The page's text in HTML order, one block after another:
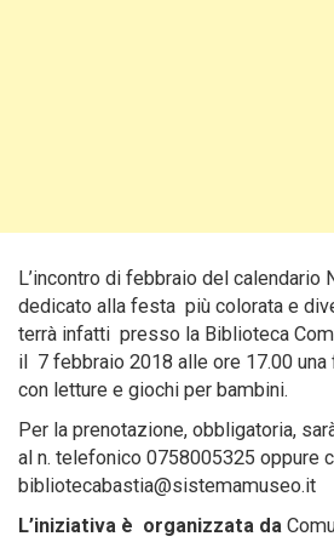
L’incontro di febbraio del calendario
dedicato alla festa più colorata e
terrà infatti presso la Biblioteca
il 7 febbraio 2018 alle ore 17.00
con letture e giochi per bambini.
Per la prenotazione, obbligatoria,
al n. telefonico 0758005325 oppure
bibliotecabastia@sistemamuseo.it
L’iniziativa è organizzata da